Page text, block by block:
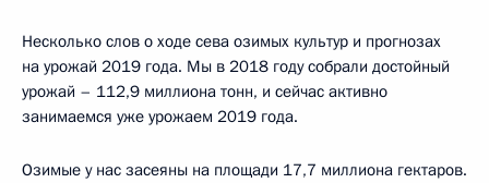
Несколько слов о ходе сева озимых культур и прогнозах
на урожай 2019 года. Мы в 2018 году собрали достойный
урожай – 112,9 миллиона тонн, и сейчас активно
занимаемся уже урожаем 2019 года.
Озимые у нас засеяны на площади 17,7 миллиона гектаров.